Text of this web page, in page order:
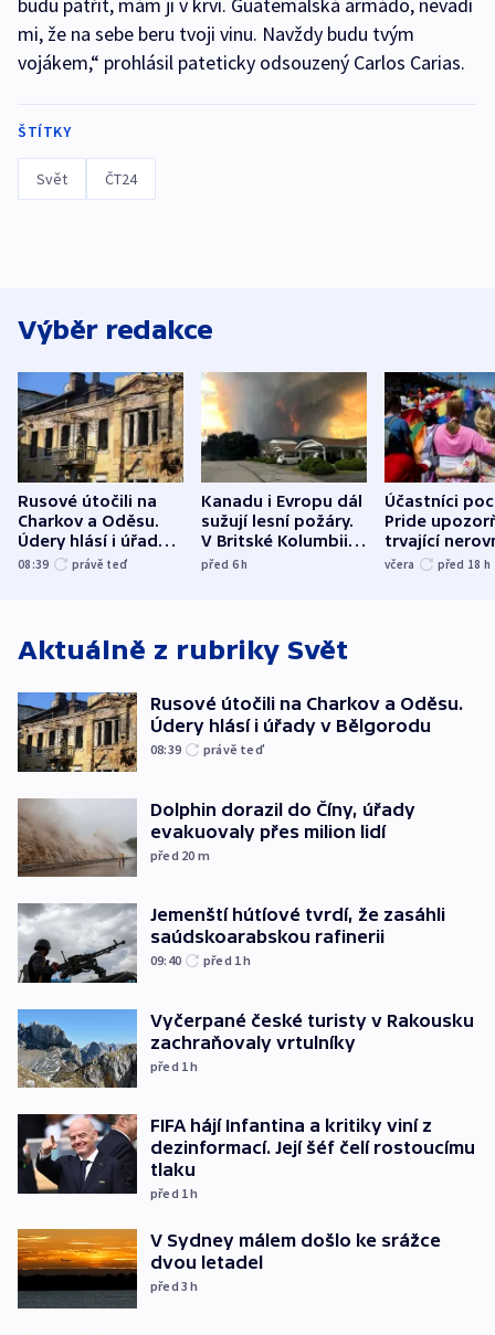
budu patřit, mám ji v krvi. Guatemalská armádo, nevadí
mi, že na sebe beru tvoji vinu. Navždy budu tvým
vojákem,“ prohlásil pateticky odsouzený Carlos Carias.
ŠTÍTKY
Svět ČT24
Výběr redakce
Rusové útočili na
Charkov a Oděsu.
Údery hlásí i úřady v
Bělgorodu
08:39 právě teď
Kanadu i Evropu dál
sužují lesní požáry.
V Britské Kolumbii
evakuovali tisíce lidí
před 6h
Účastníci
Pride
trvající
včera před 18 h
Aktuálně z rubriky Svět
Rusové útočili na Charkov a Oděsu.
Údery hlásí i úřady v Bělgorodu
08:39 právě teď
Dolphin dorazil do Číny, úřady
evakuovaly přes milion lidí
před 20 m
Jemenští hútíové tvrdí, že zasáhli
saúdskoarabskou rafinerii
09:40 před 1h
Vyčerpané české turisty v Rakousku
zachraňovaly vrtulníky
před 1h
FIFA hájí Infantina a kritiky viní z
dezinformací. Její šéf čelí rostoucímu
tlaku
před 1h
V Sydney málem došlo ke srážce
dvou letadel
před 3h